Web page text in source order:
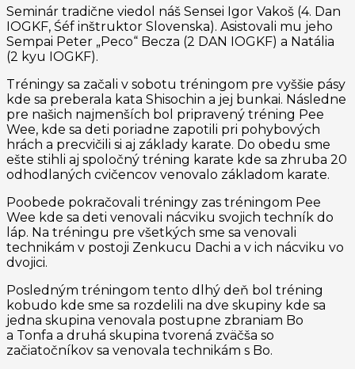
Seminár tradične viedol náš Sensei Igor Vakoš (4. Dan
IOGKF, Śéf inštruktor Slovenska). Asistovali mu jeho
Sempai Peter „Peco“ Becza (2 DAN IOGKF) a Natália
(2 kyu IOGKF).
Tréningy sa začali v sobotu tréningom pre vyššie pásy
kde sa preberala kata Shisochin a jej bunkai. Následne
pre našich najmenších bol pripravený tréning Pee
Wee, kde sa deti poriadne zapotili pri pohybových
hrách a precvičili si aj základy karate. Do obedu sme
ešte stihli aj spoločný tréning karate kde sa zhruba 20
odhodlaných cvičencov venovalo základom karate.
Poobede pokračovali tréningy zas tréningom Pee
Wee kde sa deti venovali nácviku svojich techník do
láp. Na tréningu pre všetkých sme sa venovali
technikám v postoji Zenkucu Dachi a v ich nácviku vo
dvojici.
Posledným tréningom tento dlhý deň bol tréning
kobudo kde sme sa rozdelili na dve skupiny kde sa
jedna skupina venovala postupne zbraniam Bo
a Tonfa a druhá skupina tvorená zväčša so
začiatočníkov sa venovala technikám s Bo.